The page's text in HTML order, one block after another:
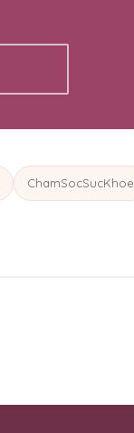
ChamSocSucKhoe